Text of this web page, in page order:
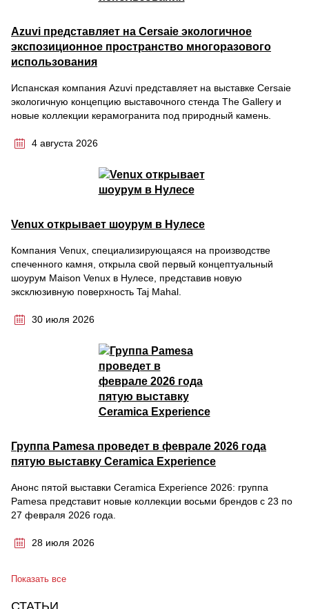
Azuvi представляет на Cersaie экологичное
экспозиционное пространство многоразового
использования
Испанская компания Azuvi представляет на выставке Cersaie
экологичную концепцию выставочного стенда The Gallery и
новые коллекции керамогранита под природный камень.
4 августа 2026
Venux открывает шоурум в Нулесе
Компания Venux, специализирующаяся на производстве
спеченного камня, открыла свой первый концептуальный
шоурум Maison Venux в Нулесе, представив новую
эксклюзивную поверхность Taj Mahal.
30 июля 2026
Группа Pamesa проведет в феврале 2026 года
пятую выставку Ceramica Experience
Анонс пятой выставки Ceramica Experience 2026: группа
Pamesa представит новые коллекции восьми брендов с 23 по
27 февраля 2026 года.
28 июля 2026
Показать все
СТАТЬИ